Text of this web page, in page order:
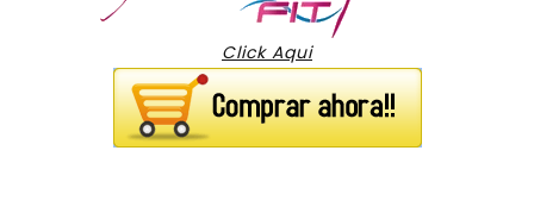
Click Aqui